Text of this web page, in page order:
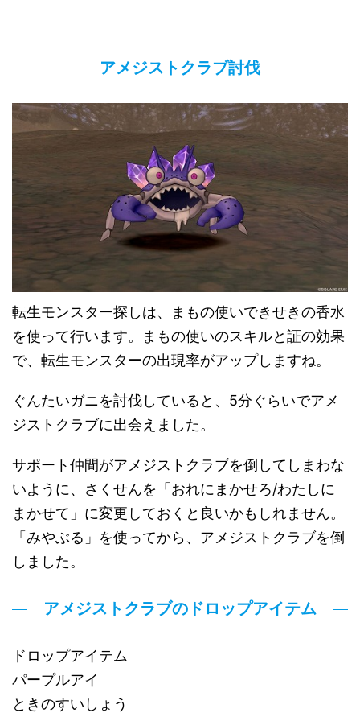
アメジストクラブ討伐
転生モンスター探しは、まもの使いできせきの香水
を使って行います。まもの使いのスキルと証の効果
で、転生モンスターの出現率がアップしますね。
ぐんたいガニを討伐していると、5分ぐらいでアメ
ジストクラブに出会えました。
サポート仲間がアメジストクラブを倒してしまわな
いように、さくせんを「おれにまかせろ/わたしに
まかせて」に変更しておくと良いかもしれません。
「みやぶる」を使ってから、アメジストクラブを倒
しました。
アメジストクラブのドロップアイテム
ドロップアイテム
パープルアイ
ときのすいしょう